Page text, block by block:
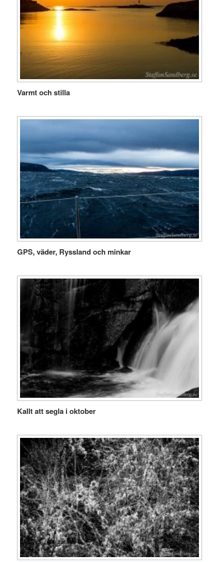
Varmt och stilla
GPS, väder, Ryssland och minkar
Kallt att segla i oktober